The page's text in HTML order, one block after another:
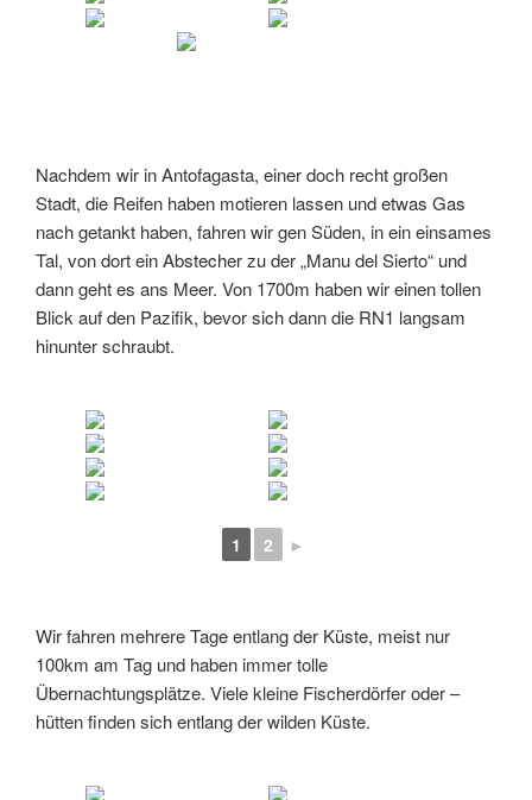
Nachdem wir in Antofagasta, einer doch recht großen
Stadt, die Reifen haben motieren lassen und etwas Gas
nach getankt haben, fahren wir gen Süden, in ein einsames
Tal, von dort ein Abstecher zu der „Manu del Sierto“ und
dann geht es ans Meer. Von 1700m haben wir einen tollen
Blick auf den Pazifik, bevor sich dann die RN1 langsam
hinunter schraubt.
1 2 ►
Wir fahren mehrere Tage entlang der Küste, meist nur
100km am Tag und haben immer tolle
Übernachtungsplätze. Viele kleine Fischerdörfer oder –
hütten finden sich entlang der wilden Küste.